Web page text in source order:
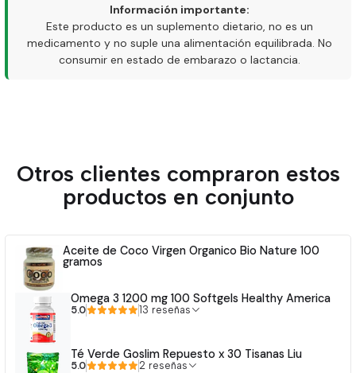
Información importante:
Este producto es un suplemento dietario, no es un
medicamento y no suple una alimentación equilibrada. No
consumir en estado de embarazo o lactancia.
Otros clientes compraron estos
productos en conjunto
Aceite de Coco Virgen Organico Bio Nature 100
gramos
Omega 3 1200 mg 100 Softgels Healthy America
5.0 13 reseñas
Té Verde Goslim Repuesto x 30 Tisanas Liu
5.0 2 reseñas